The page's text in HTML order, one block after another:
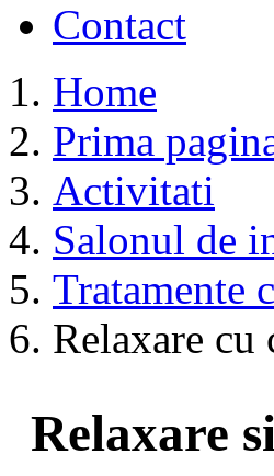
Contact
Home
Prima
Activitati
Salonul de
Tratamente
Relaxare cu
Relaxare